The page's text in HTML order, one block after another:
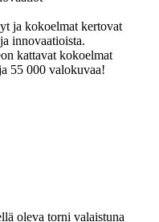
ja kokoelmat kertovat
innovaatioista.
kattavat kokoelmat
55 000 valokuvaa!